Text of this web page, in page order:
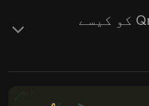
میں Qredo Token ( QRDO ) کو کیسے